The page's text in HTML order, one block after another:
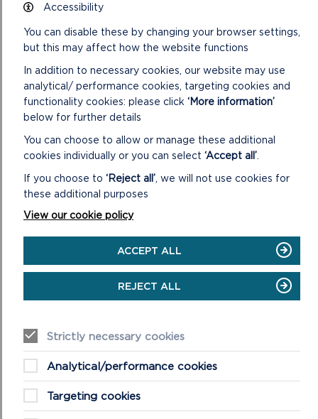
DARLLENWCH MWY
Accessibility
You can disable these by changing your browser settings,
but this may affect how the website functions
In addition to necessary cookies, our website may use
analytical/ performance cookies, targeting cookies and
functionality cookies: please click ‘More information’
below for further details
You can choose to allow or manage these additional
cookies individually or you can select ‘Accept all’
If you choose to ‘Reject all’ , we will not use cookies for
these additional purposes
View our cookie policy
ACCEPT ALL
REJECT ALL
Strictly necessary cookies
Analytical/performance cookies
Targeting cookies